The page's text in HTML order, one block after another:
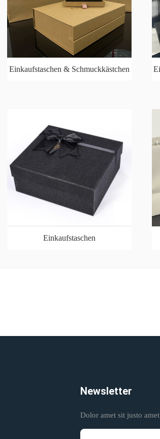
Einkaufstaschen & Schmuckkästchen
Einkaufstaschen
Newsletter
Dolor amet sit justo